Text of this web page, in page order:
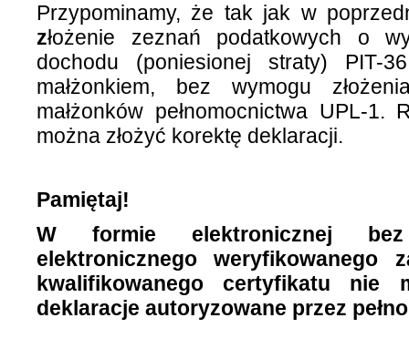
Przypominamy, że tak jak w
złożenie zeznań podatkowych o
dochodu (poniesionej straty) PIT-
małżonkiem, bez wymogu
małżonków pełnomocnictwa UPL-1.
można złożyć korektę deklaracji.
Pamiętaj!
W formie elektronicznej
elektronicznego weryfikowanego
kwalifikowanego certyfikatu nie
deklaracje autoryzowane przez